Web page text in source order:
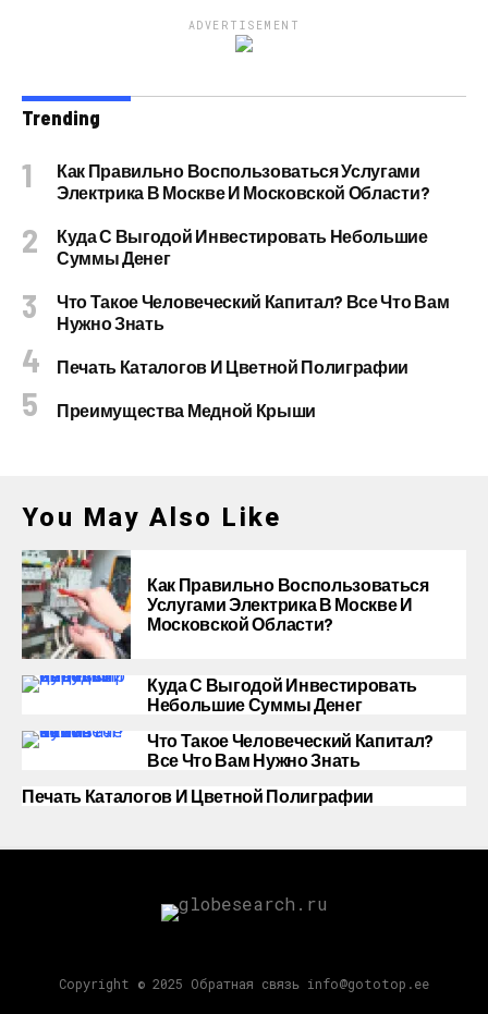
ADVERTISEMENT
Trending
Как Правильно Воспользоваться Услугами
Электрика В Москве И Московской Области?
Куда С Выгодой Инвестировать Небольшие
Суммы Денег
Что Такое Человеческий Капитал? Все Что Вам
Нужно Знать
Печать Каталогов И Цветной Полиграфии
Преимущества Медной Крыши
You May Also Like
Как Правильно Воспользоваться
Услугами Электрика В Москве И
Московской Области?
Куда С Выгодой Инвестировать
Небольшие Суммы Денег
Что Такое Человеческий Капитал?
Все Что Вам Нужно Знать
Печать Каталогов И Цветной Полиграфии
Copyright © 2025 Обратная связь info@gototop.ee